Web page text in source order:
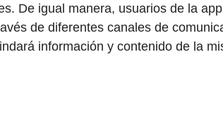
De igual manera, usuarios de la
de diferentes canales de
información y contenido de la